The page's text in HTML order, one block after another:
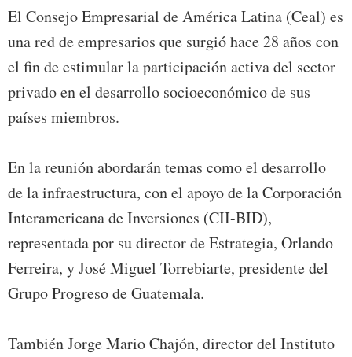
El Consejo Empresarial de América Latina (Ceal) es
una red de empresarios que surgió hace 28 años con
el fin de estimular la participación activa del sector
privado en el desarrollo socioeconómico de sus
países miembros.
En la reunión abordarán temas como el desarrollo
de la infraestructura, con el apoyo de la Corporación
Interamericana de Inversiones (CII-BID),
representada por su director de Estrategia, Orlando
Ferreira, y José Miguel Torrebiarte, presidente del
Grupo Progreso de Guatemala.
También Jorge Mario Chajón, director del Instituto